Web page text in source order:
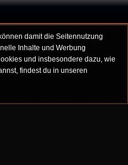
damit die Seitennutzung
Inhalte und Werbung
und insbesondere dazu, wie
findest du in unseren